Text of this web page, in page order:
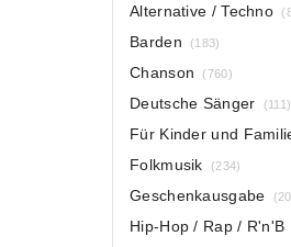
Alternative / Techno
Barden (183)
Chanson (760)
Deutsche Sänger (111)
Für Kinder und
Folkmusik (234)
Geschenkausgabe
Hip-Hop / Rap / R'n'B